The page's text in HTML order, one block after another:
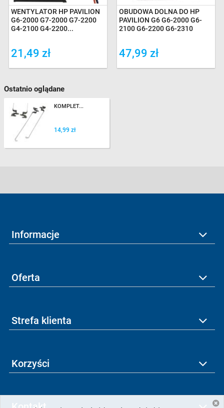
WENTYLATOR HP PAVILION
G6-2000 G7-2000 G7-2200
G4-2100 G4-2200...
21,49 zł
OBUDOWA DOLNA DO HP
PAVILION G6 G6-2000 G6-
2100 G6-2200 G6-2310
47,99 zł
Ostatnio oglądane
KOMPLET...
14,99 zł
Informacje
Oferta
Strefa klienta
Korzyści